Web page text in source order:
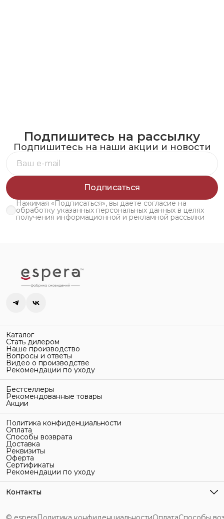
Подпишитесь на рассылку
Подпишитесь на наши акции и новости
Подписаться
Нажимая «Подписаться», вы даете согласие на
обработку указанных персональных данных в целях
получения информационной и рекламной рассылки
Каталог
Стать дилером
Наше производство
Вопросы и ответы
Видео о производстве
Рекомендации по уходу
Бестселлеры
Рекомендованные товары
Акции
Политика конфиденциальности
Оплата
Способы возврата
Доставка
Реквизиты
Оферта
Сертификаты
Рекомендации по уходу
Контакты